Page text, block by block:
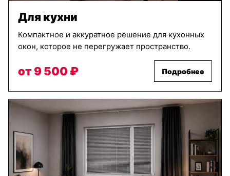
Для кухни
Компактное и аккуратное решение для кухонных
окон, которое не перегружает пространство.
от 9 500 ₽ Подробнее